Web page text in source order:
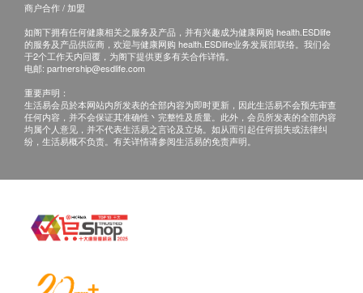
深圳罗湖东门君亭尚品酒店 - 【下午茶套餐】赛博大床房 +双人自
助早餐 + 下午茶（水果&蛋糕）
甘油三酯
高密度胆固醇
低密度胆固醇
载脂蛋白A1
载脂蛋白B
总及高密度胆固醇比例
载脂蛋白A1/载脂蛋白B 比率
糖化血色素
解，有以下地点可供选择：
深圳市罗湖区南湖街道和平路火车西站二层
三、免责声明
途。当阁下身体健康出现任何疾病徵兆时，应立即
本服务/产品由商户提供。生活易【健康网购
商户合作 / 加盟
如阁下拥有任何健康相关之服务及产品，并有兴趣成为健康网购 health.ESDlife
的服务及产品供应商，欢迎与健康网购 health.ESDlife业务发展部联络。我们会
于2个工作天内回覆，为阁下提供更多有关合作详情。
电邮: partnership@esdlife.com
重要声明：
生活易会员於本网站内所发表的全部内容为即时更新，因此生活易不会预先审查
任何内容，并不会保证其准确性丶完整性及质量。此外，会员所发表的全部内容
均属个人意见，并不代表生活易之言论及立场。如从而引起任何损失或法律纠
纷，生活易概不负责。有关详情请参阅生活易的免责声明。